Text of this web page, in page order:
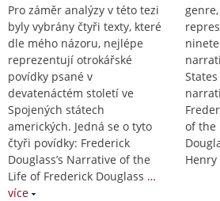
Pro záměr analýzy v této tezi
byly vybrány čtyři texty, které
dle mého názoru, nejlépe
reprezentují otrokářské
povídky psané v
devatenáctém století ve
Spojených státech
amerických. Jedná se o tyto
čtyři povídky: Frederick
Douglass’s Narrative of the
Life of Frederick Douglass …
více
of the
Henry